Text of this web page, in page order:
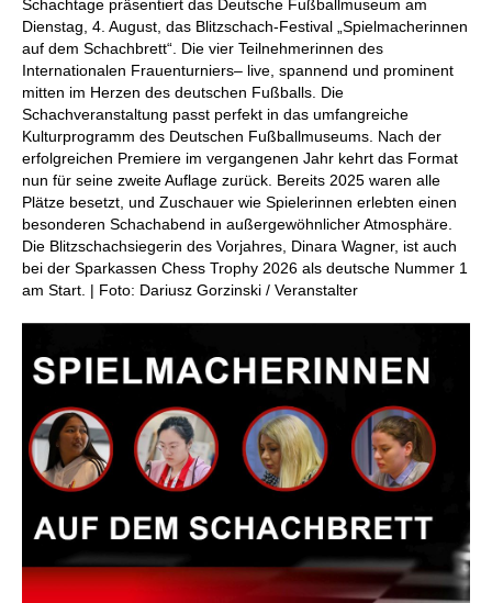
Schachtage präsentiert das Deutsche Fußballmuseum am
Dienstag, 4. August, das Blitzschach-Festival „Spielmacherinnen
auf dem Schachbrett“. Die vier Teilnehmerinnen des
Internationalen Frauenturniers– live, spannend und prominent
mitten im Herzen des deutschen Fußballs. Die
Schachveranstaltung passt perfekt in das umfangreiche
Kulturprogramm des Deutschen Fußballmuseums. Nach der
erfolgreichen Premiere im vergangenen Jahr kehrt das Format
nun für seine zweite Auflage zurück. Bereits 2025 waren alle
Plätze besetzt, und Zuschauer wie Spielerinnen erlebten einen
besonderen Schachabend in außergewöhnlicher Atmosphäre.
Die Blitzschachsiegerin des Vorjahres, Dinara Wagner, ist auch
bei der Sparkassen Chess Trophy 2026 als deutsche Nummer 1
am Start. | Foto: Dariusz Gorzinski / Veranstalter